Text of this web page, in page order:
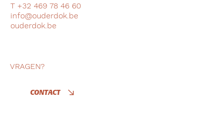
T +32 469 78 46 60
info@ouderdok.be
ouderdok.be
VRAGEN?
CONTACT